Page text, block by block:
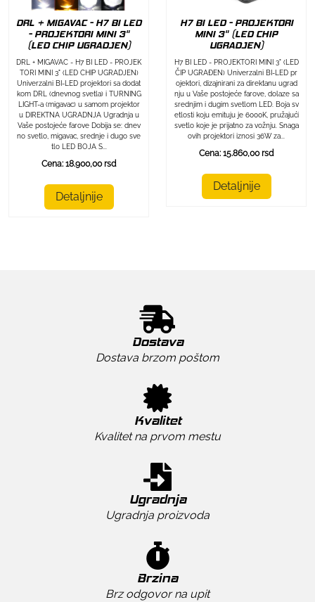
DRL + MIGAVAC - H7 BI LED
- PROJEKTORI MINI 3"
(LED CHIP UGRADJEN)
DRL + MIGAVAC - H7 BI LED - PROJEK
TORI MINI 3" (LED CHIP UGRADJEN)
Univerzalni BI-LED projektori sa dodat
kom DRL (dnevnog svetla) i TURNING
LIGHT-a (migavac) u samom projektor
u DIREKTNA UGRADNJA Ugradnja u
Vaše postojeće farove Dobija se: dnev
no svetlo, migavac, srednje i dugo sve
tlo LED BOJA S...
Cena: 18.900,00 rsd
Detaljnije
H7 BI LED - PROJEKTORI
MINI 3" (LED CHIP
UGRADJEN)
H7 BI LED - PROJEKTORI MINI 3" (LED
ČIP UGRAĐEN) Univerzalni BI-LED pr
ojektori, dizajnirani za direktanu ugrad
nju u Vaše postojeće farove, dolaze sa
srednjim i dugim svetlom LED. Boja sv
etlosti koju emituju je 6000K, pružajući
svetlo koje je prijatno za vožnju. Snaga
ovih projektori iznosi 36W za...
Cena: 15.860,00 rsd
Detaljnije
Dostava
Dostava brzom poštom
Kvalitet
Kvalitet na prvom mestu
Ugradnja
Ugradnja proizvoda
Brzina
Brz odgovor na upit